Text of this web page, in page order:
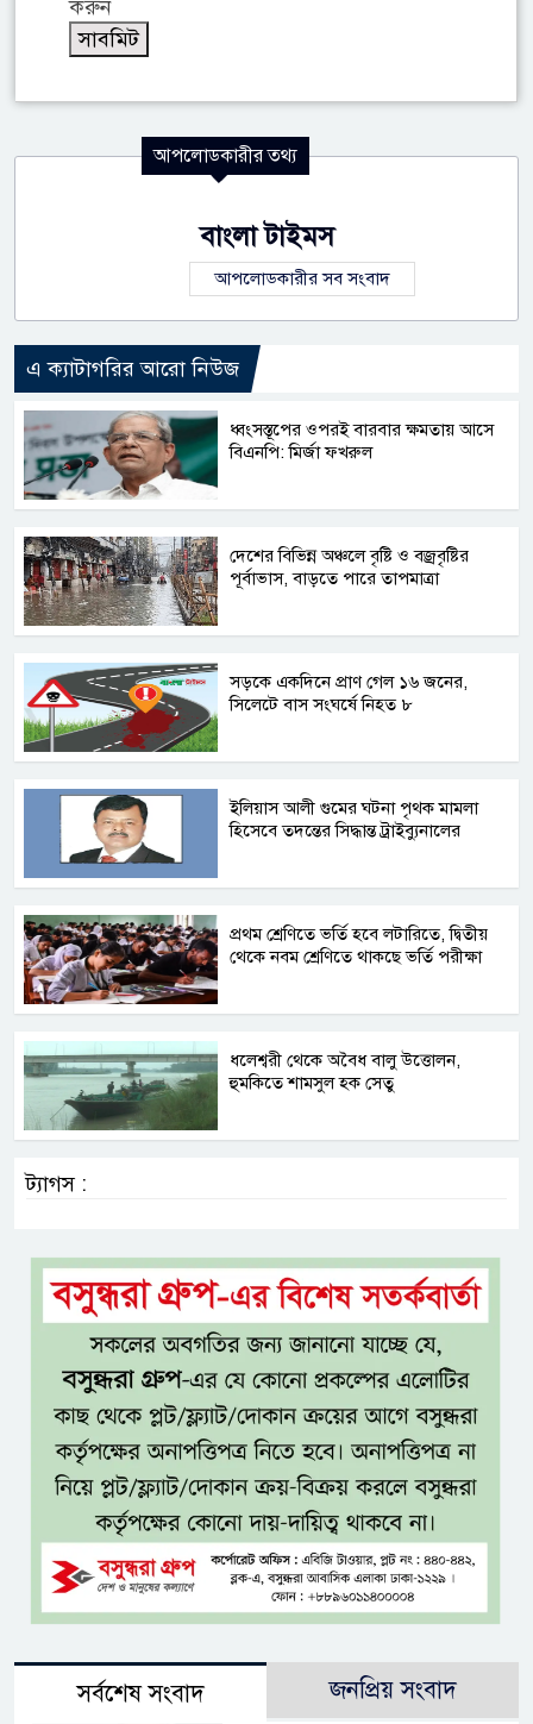
করুন
আপলোডকারীর তথ্য
বাংলা টাইমস
আপলোডকারীর সব সংবাদ
এ ক্যাটাগরির আরো নিউজ
ধ্বংসস্তূপের ওপরই বারবার ক্ষমতায় আসে
বিএনপি: মির্জা ফখরুল
দেশের বিভিন্ন অঞ্চলে বৃষ্টি ও বজ্রবৃষ্টির
পূর্বাভাস, বাড়তে পারে তাপমাত্রা
সড়কে একদিনে প্রাণ গেল ১৬ জনের,
সিলেটে বাস সংঘর্ষে নিহত ৮
ইলিয়াস আলী গুমের ঘটনা পৃথক মামলা
হিসেবে তদন্তের সিদ্ধান্ত ট্রাইব্যুনালের
প্রথম শ্রেণিতে ভর্তি হবে লটারিতে, দ্বিতীয়
থেকে নবম শ্রেণিতে থাকছে ভর্তি পরীক্ষা
ধলেশ্বরী থেকে অবৈধ বালু উত্তোলন,
হুমকিতে শামসুল হক সেতু
ট্যাগস :
সর্বশেষ সংবাদ জনপ্রিয় সংবাদ